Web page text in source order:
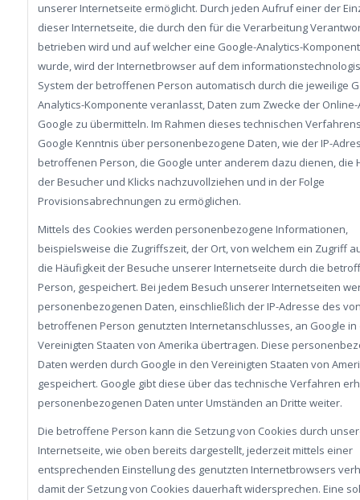
unserer Internetseite ermöglicht. Durch jeden Aufruf einer der
dieser Internetseite, die durch den für die Verarbeitung
betrieben wird und auf welcher eine Google-Analytics-
wurde, wird der Internetbrowser auf dem
System der betroffenen Person automatisch durch die jeweilige
Analytics-Komponente veranlasst, Daten zum Zwecke der
Google zu übermitteln. Im Rahmen dieses technischen
Google Kenntnis über personenbezogene Daten, wie der IP-
betroffenen Person, die Google unter anderem dazu dienen, die
der Besucher und Klicks nachzuvollziehen und in der Folge
Provisionsabrechnungen zu ermöglichen.
Mittels des Cookies werden personenbezogene Informationen,
beispielsweise die Zugriffszeit, der Ort, von welchem ein Zugriff
die Häufigkeit der Besuche unserer Internetseite durch die
Person, gespeichert. Bei jedem Besuch unserer Internetseiten
personenbezogenen Daten, einschließlich der IP-Adresse des
betroffenen Person genutzten Internetanschlusses, an Google in
Vereinigten Staaten von Amerika übertragen. Diese
Daten werden durch Google in den Vereinigten Staaten von
gespeichert. Google gibt diese über das technische Verfahren
personenbezogenen Daten unter Umständen an Dritte weiter.
Die betroffene Person kann die Setzung von Cookies durch
Internetseite, wie oben bereits dargestellt, jederzeit mittels einer
entsprechenden Einstellung des genutzten Internetbrowsers
damit der Setzung von Cookies dauerhaft widersprechen. Eine